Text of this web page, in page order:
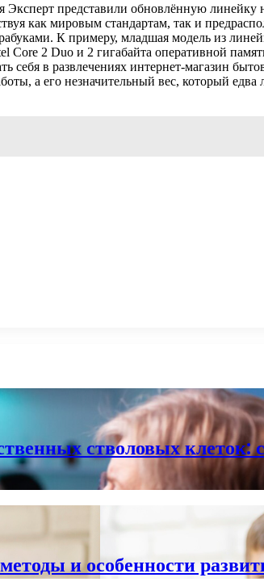
представили обновлённую линейку
как мировым стандартам, так и
К примеру, младшая модель из
Core 2 Duo и 2 гигабайта оперативной
себя в развлечениях интернет-магазин
а его незначительный вес, который едва
стволовых клеток:
и особенности